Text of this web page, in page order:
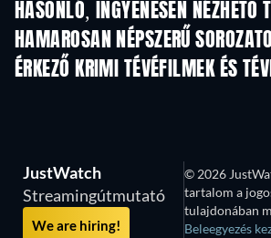
HASONLÓ, INGYENESEN NÉZHETŐ
TV
HAMAROSAN NÉPSZERŰ
TV
ÉRKEZŐ KRIMI TÉVÉFILMEK ÉS
Évad 6
JustWatch
Streamingútmutató
We are hiring!
© 2026
tartalom a
tulajdonában
Beleegyezés